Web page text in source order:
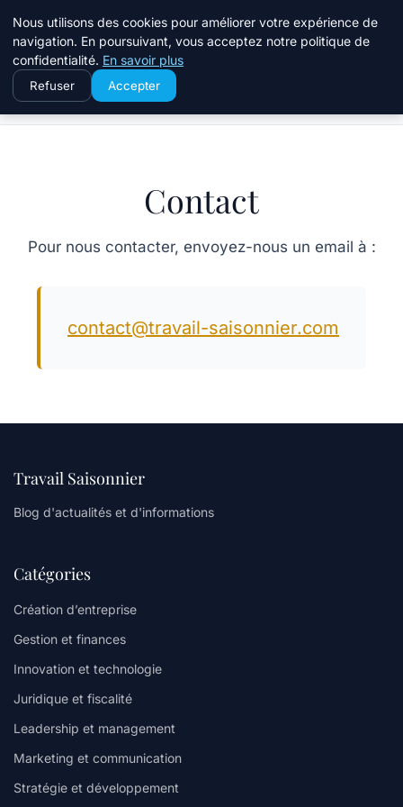
Travail Saisonnier
Accueil Contact
Contact
Pour nous contacter, envoyez-nous un email à :
contact@travail-saisonnier.com
Travail Saisonnier
Blog d'actualités et d'informations
Catégories
Création d’entreprise
Gestion et finances
Innovation et technologie
Juridique et fiscalité
Leadership et management
Marketing et communication
Stratégie et développement
Nous utilisons des cookies pour améliorer votre expérience de
navigation. En poursuivant, vous acceptez notre politique de
confidentialité. En savoir plus
Refuser Accepter